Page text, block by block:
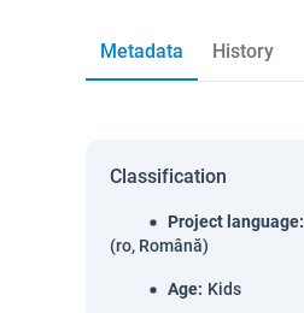
Metadata History
Classification
Project language:
(ro, Română)
Age: Kids